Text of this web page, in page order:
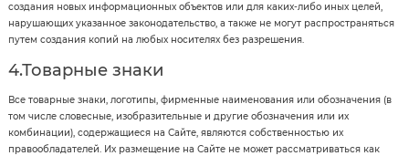
создания новых информационных объектов или для каких-либо иных целей,
нарушающих указанное законодательство, а также не могут распространяться
путем создания копий на любых носителях без разрешения.
4.Товарные знаки
Все товарные знаки, логотипы, фирменные наименования или обозначения (в
том числе словесные, изобразительные и другие обозначения или их
комбинации), содержащиеся на Сайте, являются собственностью их
правообладателей. Их размещение на Сайте не может рассматриваться как